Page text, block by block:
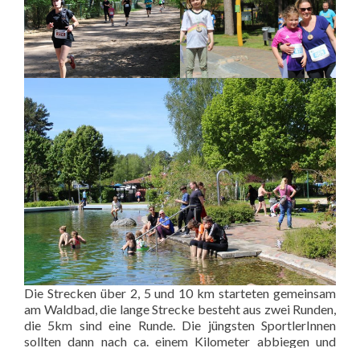
Die Strecken über 2, 5 und 10 km starteten gemeinsam
am Waldbad, die lange Strecke besteht aus zwei Runden,
die 5km sind eine Runde. Die jüngsten SportlerInnen
sollten dann nach ca. einem Kilometer abbiegen und